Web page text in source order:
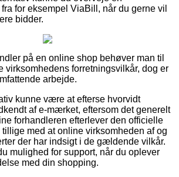
for eksempel ViaBill, når du gerne vil
bidder.
på en online shop behøver man til
virksomhedens forretningsvilkår, dog er
arbejde.
kunne være at efterse hvorvidt
af e-mærket, eftersom det generelt
forhandleren efterlever den officielle
med at online virksomheden af og
der har indsigt i de gældende vilkår.
mulighed for support, når du oplever
med din shopping.